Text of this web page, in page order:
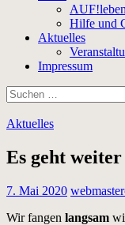
AUF!leben
Hilfe und
Aktuelles
Impressum
Suchen
nach:
Aktuelles
Es geht
7. Mai 2020
Wir fangen langsam